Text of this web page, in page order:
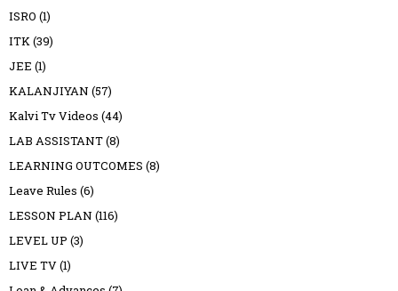
ISRO (1)
ITK(39)
JEE (1)
KALANJIYAN (57)
Kalvi Tv Videos (44)
LAB ASSISTANT(8)
LEARNING OUTCOMES (8)
Leave Rules (6)
LESSON PLAN (116)
LEVEL UP (3)
LIVE TV(1)